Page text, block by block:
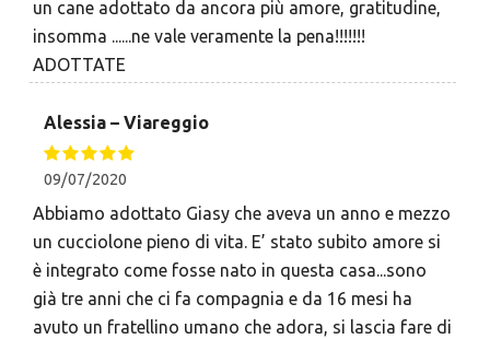
un cane adottato da ancora più amore, gratitudine,
insomma ......ne vale veramente la pena!!!!!!!
ADOTTATE
Alessia – Viareggio
09/07/2020
Abbiamo adottato Giasy che aveva un anno e mezzo
un cucciolone pieno di vita. E’ stato subito amore si
è integrato come fosse nato in questa casa...sono
già tre anni che ci fa compagnia e da 16 mesi ha
avuto un fratellino umano che adora, si lascia fare di